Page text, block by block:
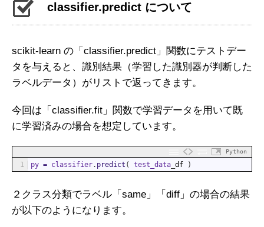
classifier.predict について
scikit-learn の「classifier.predict」関数にテストデー
タを与えると、識別結果（学習した識別器が判断した
ラベルデータ）がリストで返ってきます。
今回は「classifier.fit」関数で学習データを用いて既
に学習済みの場合を想定しています。
Python
1 py = classifier. predict ( test_data df )
２クラス分類でラベル「same」「diff」の場合の結果
が以下のようになります。